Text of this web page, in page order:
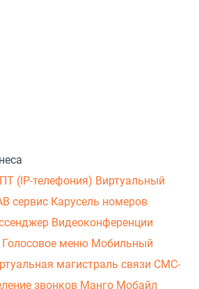
(IP-телефония) Виртуальный
сервис Карусель номеров
Видеоконференции
Голосовое меню Мобильный
магистраль связи СМС-
звонков Манго Мобайл